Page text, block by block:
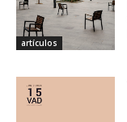
artículos